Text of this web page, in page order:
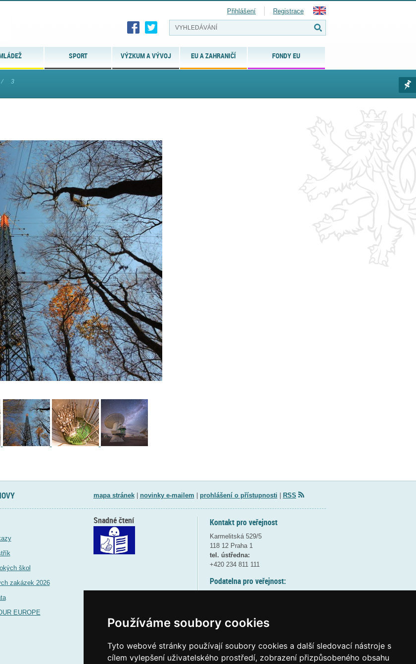
Používáme soubory cookies
Tyto webové stránky používají soubory cookies a další sledovací nástroje s
cílem vylepšení uživatelského prostředí, zobrazení přizpůsobeného obsahu
SPORT VÝZKUM A VÝVOJ EU A ZAHRANIČÍ FONDY EU
Přihlášení Registrace
⁄ 3
mapa stránek| novinky e-mailem prohlášení o přístupnosti RSS
škol
zakázek 2026
EUROPE
Kontakt pro veřejnost
Karmelitská 529/5
118 12 Praha 1
tel. ústředna:
+420 234 811 111
Podatelna pro veřejnost:
(více informací
Elektronická podatelna:
Snadné čtení